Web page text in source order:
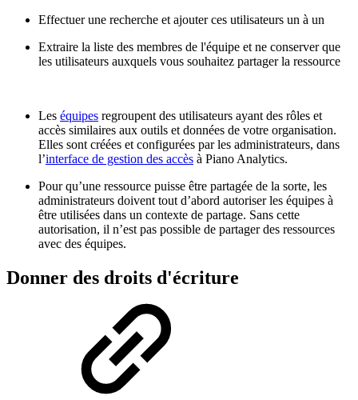
Effectuer une recherche et ajouter ces utilisateurs un à un
Extraire la liste des membres de l'équipe et ne conserver que
les utilisateurs auxquels vous souhaitez partager la ressource
Les équipes regroupent des utilisateurs ayant des rôles et
accès similaires aux outils et données de votre organisation.
Elles sont créées et configurées par les administrateurs, dans
l’interface de gestion des accès à Piano Analytics.
Pour qu’une ressource puisse être partagée de la sorte, les
administrateurs doivent tout d’abord autoriser les équipes à
être utilisées dans un contexte de partage. Sans cette
autorisation, il n’est pas possible de partager des ressources
avec des équipes.
Donner des droits d'écriture